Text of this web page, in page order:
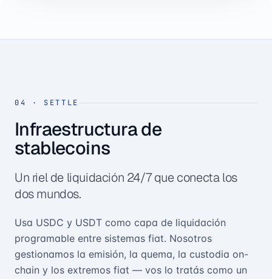
04 · SETTLE
Infraestructura de
stablecoins
Un riel de liquidación 24/7 que conecta los
dos mundos.
Usa USDC y USDT como capa de liquidación
programable entre sistemas fiat. Nosotros
gestionamos la emisión, la quema, la custodia on-
chain y los extremos fiat — vos lo tratás como un